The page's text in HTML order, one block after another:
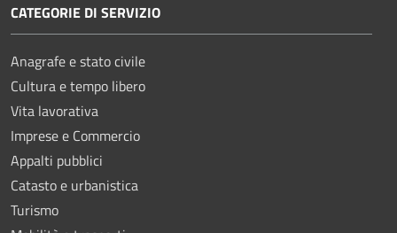
CATEGORIE DI SERVIZIO
Anagrafe e stato civile
Cultura e tempo libero
Vita lavorativa
Imprese e Commercio
Appalti pubblici
Catasto e urbanistica
Turismo